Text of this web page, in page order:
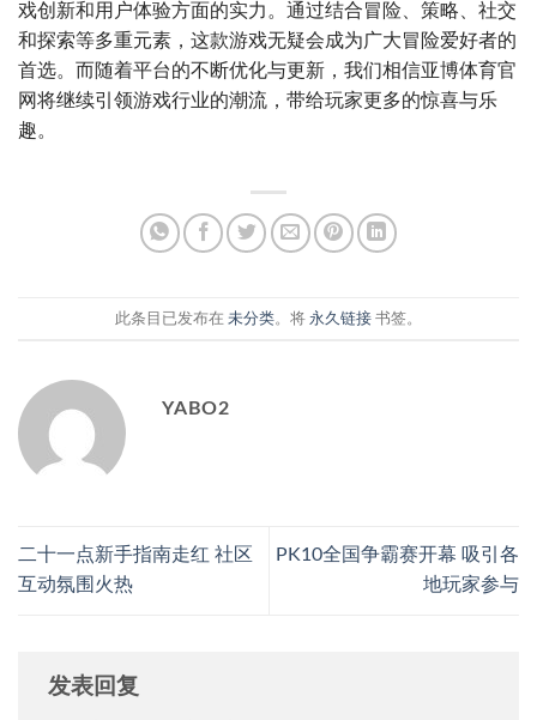
戏创新和用户体验方面的实力。通过结合冒险、策略、社交
和探索等多重元素，这款游戏无疑会成为广大冒险爱好者的
首选。而随着平台的不断优化与更新，我们相信亚博体育官
网将继续引领游戏行业的潮流，带给玩家更多的惊喜与乐
趣。
此条目已发布在 未分类。将 永久链接 书签。
YABO2
二十一点新手指南走红 社区
互动氛围火热
PK10全国争霸赛开幕 吸引各
地玩家参与
发表回复